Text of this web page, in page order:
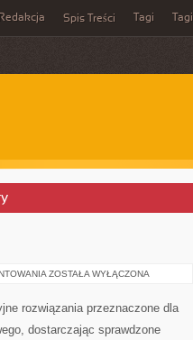
Redakcja Spis Treści Tagi Tagi
ENERGETYKA
ZOSTAŁA WYŁĄCZONA
rozwiązania przeznaczone dla
dostarczając sprawdzone